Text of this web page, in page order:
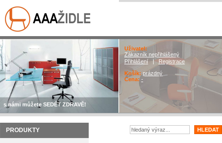
s námi můžete SEDĚT ZDRAVĚ!
Uživatel:
Zákazník nepřihlášený
Přihlášení| Registrace
Košík: prázdný
Cena: -
PRODUKTY